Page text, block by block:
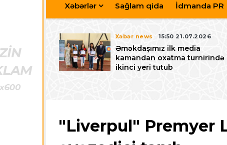
Xəbərlər Sağlam qida İdmanda PR
U-15
festivalı ilə
Xəbər news 15:50 21.07.2026
Əməkdaşımız ilk media
kamandan oxatma turnirində
ikinci yeri tutub
"Liverpul" Premyer